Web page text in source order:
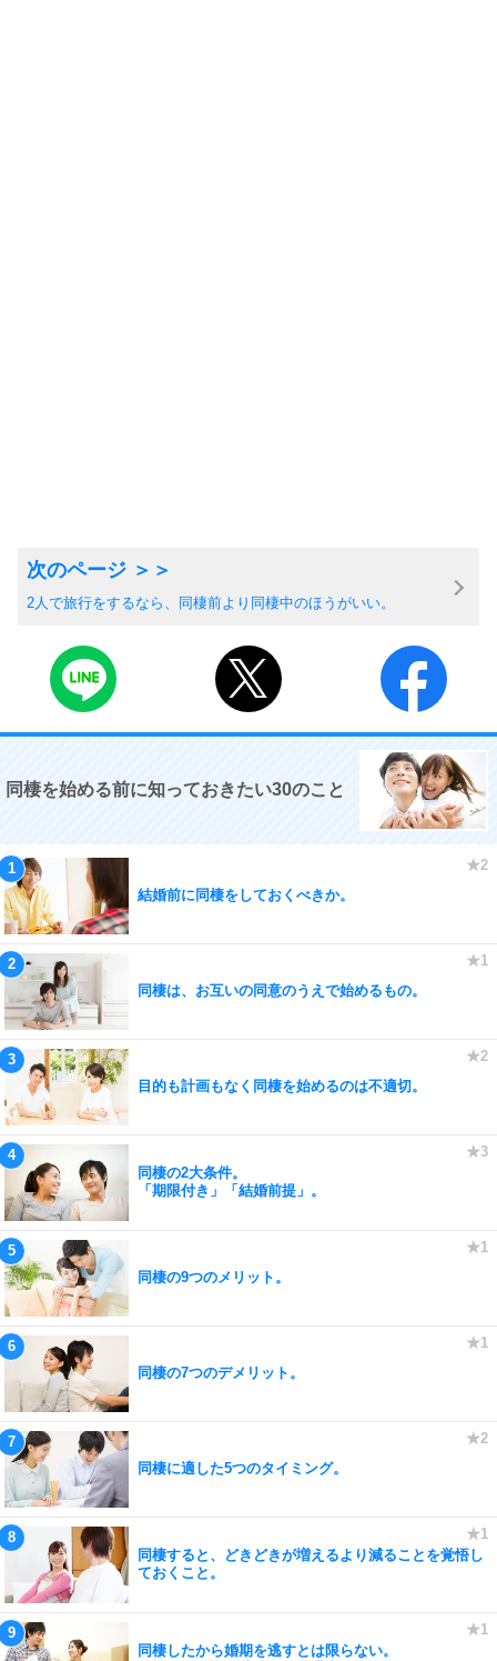
2人で旅行をするなら、同棲前より同棲中のほうがいい。
同棲を始める前に知っておきたい30のこと
結婚前に同棲をしておくべきか。
同棲は、お互いの同意のうえで始めるもの。
目的も計画もなく同棲を始めるのは不適切。
同棲の2大条件。
「期限付き」「結婚前提」。
同棲の9つのメリット。
同棲の7つのデメリット。
同棲に適した5つのタイミング。
同棲すると、どきどきが増えるより減ることを覚悟し
ておくこと。
同棲したから婚期を逃すとは限らない。